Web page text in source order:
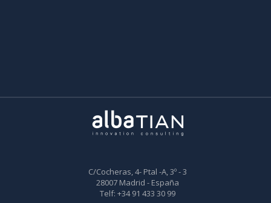
C/Cocheras, 4- Ptal -A, 3º - 3
28007 Madrid - España
Telf: +34 91 433 30 99